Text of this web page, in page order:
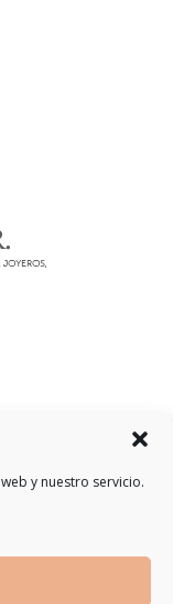
y nuestro servicio.